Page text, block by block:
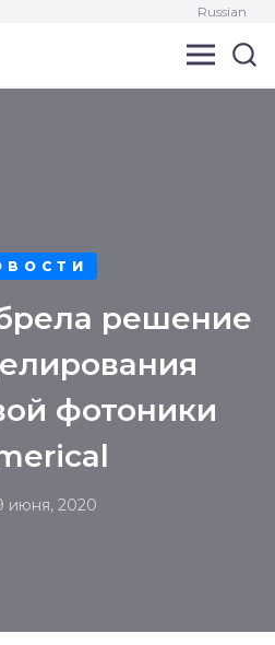
Russian
решение
фотоники
июня, 2020